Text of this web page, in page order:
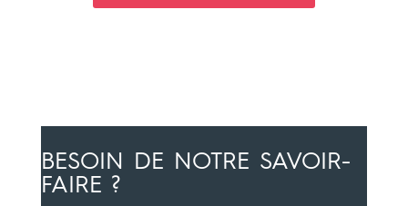
BESOIN DE NOTRE SAVOIR-
FAIRE ?